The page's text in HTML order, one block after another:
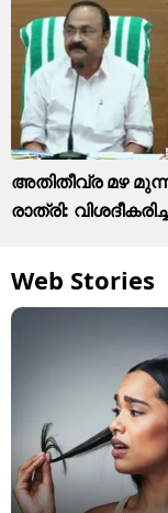
അ‌തിതീവ്ര മഴ
രാത്രി:
Web Stories